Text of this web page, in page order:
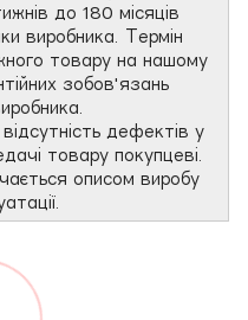
до 180 місяців
виробника. Термін
товару на нашому
зобов'язань
дефектів у
товару покупцеві.
описом виробу